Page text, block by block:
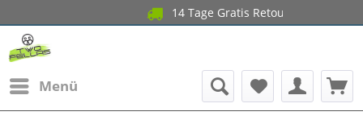
14 Tage Gratis Retoure
Menü